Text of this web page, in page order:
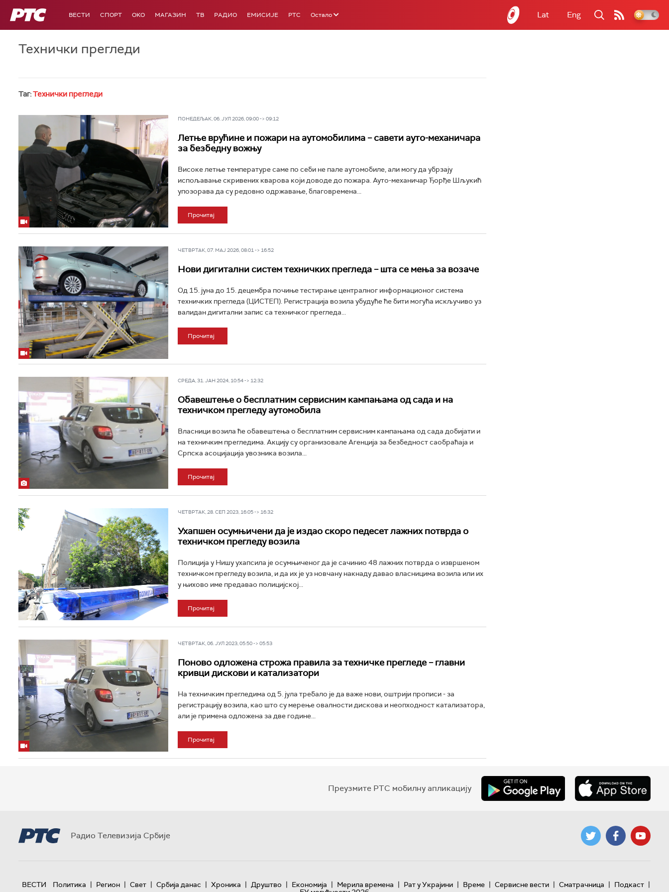
РТС ВЕСТИ СПОРТ OKO МАГАЗИН ТВ РАДИО ЕМИСИЈЕ РТС Остало Lat Eng
Технички прегледи
Таг:Технички прегледи
ПОНЕДЕЉАК, 06. ЈУЛ 2026, 09:00 -> 09:12
Летње врућине и пожари на аутомобилима – савети ауто-механичара
за безбедну вожњу
Високе летње температуре саме по себи не пале аутомобиле, али могу да убрзају
испољавање скривених кварова који доводе до пожара. Ауто-механичар Ђорђе Шљукић
упозорава да су редовно одржавање, благовремена...
Прочитај
ЧЕТВРТАК, 07. МАЈ 2026, 08:01 -> 16:52
Нови дигитални систем техничких прегледа – шта се мења за возаче
Од 15. јуна до 15. децембра почиње тестирање централног информационог система
техничких прегледа (ЦИСТЕП). Регистрација возила убудуће ће бити могућа искључиво уз
валидан дигитални запис са техничког прегледа...
Прочитај
СРЕДА, 31. ЈАН 2024, 10:54 -> 12:32
Обавештење о бесплатним сервисним кампањама од сада и на
техничком прегледу аутомобила
Власници возила ће обавештења о бесплатним сервисним кампањама од сада добијати и
на техничким прегледима. Акцију су организовале Агенција за безбедност саобраћаја и
Српска асоцијација увозника возила...
Прочитај
ЧЕТВРТАК, 28. СЕП 2023, 16:05 -> 16:32
Ухапшен осумњичени да је издао скоро педесет лажних потврда о
техничком прегледу возила
Полиција у Нишу ухапсила је осумњиченог да је сачинио 48 лажних потврда о извршеном
техничком прегледу возила, и да их је уз новчану накнаду давао власницима возила или их
у њихово име предавао полицијској...
Прочитај
ЧЕТВРТАК, 06. ЈУЛ 2023, 05:50 -> 05:53
Поново одложена строжа правила за техничке прегледе – главни
кривци дискови и катализатори
На техничким прегледима од 5. јула требало је да важе нови, оштрији прописи - за
регистрацију возила, као што су мерење овалности дискова и неопходност катализатора,
али је примена одложена за две године...
Прочитај
Преузмите РТС мобилну апликацију
Радио Телевизија Србије
ВЕСТИ Политика | Регион | Свет | Србија данас | Хроника | Друштво | Економија | Мерила времена | Рат у Украјини | Време | Сервисне вести | Сматрачница | Подкаст |